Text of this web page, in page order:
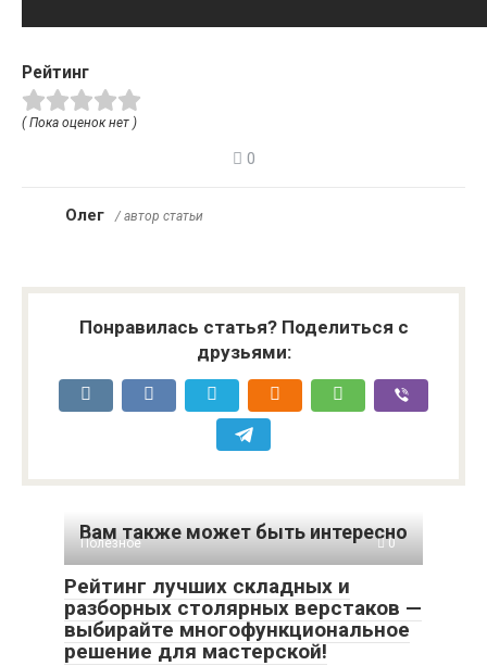
Рейтинг
( Пока оценок нет )
0
Олег / автор статьи
Понравилась статья? Поделиться с
друзьями:
Вам также может быть интересно
Полезное 0
Рейтинг лучших складных и
разборных столярных верстаков —
выбирайте многофункциональное
решение для мастерской!